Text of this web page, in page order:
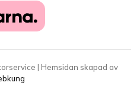
| Hemsidan skapad av